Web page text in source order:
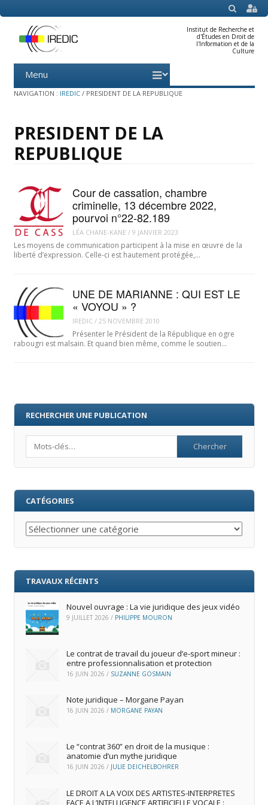
SEARCH
Institut de Recherche et
d'Études en Droit de
l'Information et de la
Culture
Menu
content
NAVIGATION : IREDIC / PRESIDENT DE LA REPUBLIQUE
PRESIDENT DE LA
REPUBLIQUE
Cour de cassation, chambre
criminelle, 13 décembre 2022,
pourvoi n°22-82.189
LÉA CHANE-KANE / 9 JANVIER 2023
Les moyens de communication participent à la mise en œuvre de la
liberté d’expression. Celle-ci est hautement protégée,…
UNE DE MARIANNE : QUI EST LE
« VOYOU » ?
IREDIC/ 25 NOVEMBRE 2010
Présenter le Président de la République en ogre
rabougri est malsain. Et quand bien même, comme le soutien…
RECHERCHER UNE PUBLICATION
CATÉGORIES
Catégories
TRAVAUX RÉCENTS
Nouvel ouvrage : La vie juridique des jeux vidéo
9 JUILLET 2026 / PHILIPPE MOURON
Le contrat de travail du joueur d’e‑sport mineur :
entre professionnalisation et protection
16 JUIN 2026 / SUZANNE GOSMAIN
Note juridique – Morgane Payan
16 JUIN 2026 / MORGANE PAYAN
Le “contrat 360” en droit de la musique :
anatomie d’un mythe juridique
16 JUIN 2026 / JULIE DEICHELBOHRER
LE DROIT A LA VOIX DES ARTISTES-INTERPRETES
FACE A L’INTELLIGENCE ARTIFICIELLE VOCALE :